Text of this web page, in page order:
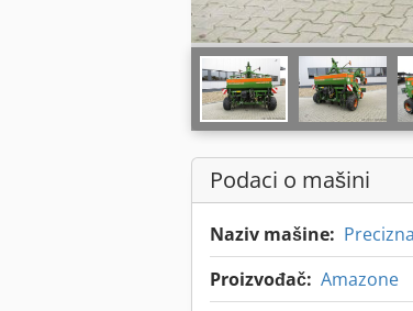
Podaci o mašini
Naziv mašine:
Proizvođač: Amazone